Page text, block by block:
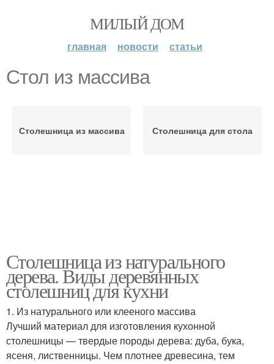
МИЛЫЙ ДОМ
главная новости статьи
Стол из массива
Столешница из массива Столешница для стола
Столешница из натурального
дерева. Виды деревянных
столешниц для кухни
1. Из натурального или клееного массива
Лучший материал для изготовления кухонной
столешницы — твердые породы дерева: дуба, бука,
ясеня, лиственницы. Чем плотнее древесина, тем